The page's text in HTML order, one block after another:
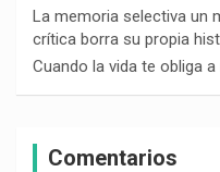
La memoria selectiva un
crítica borra su propia
Cuando la vida te obliga
Comentarios